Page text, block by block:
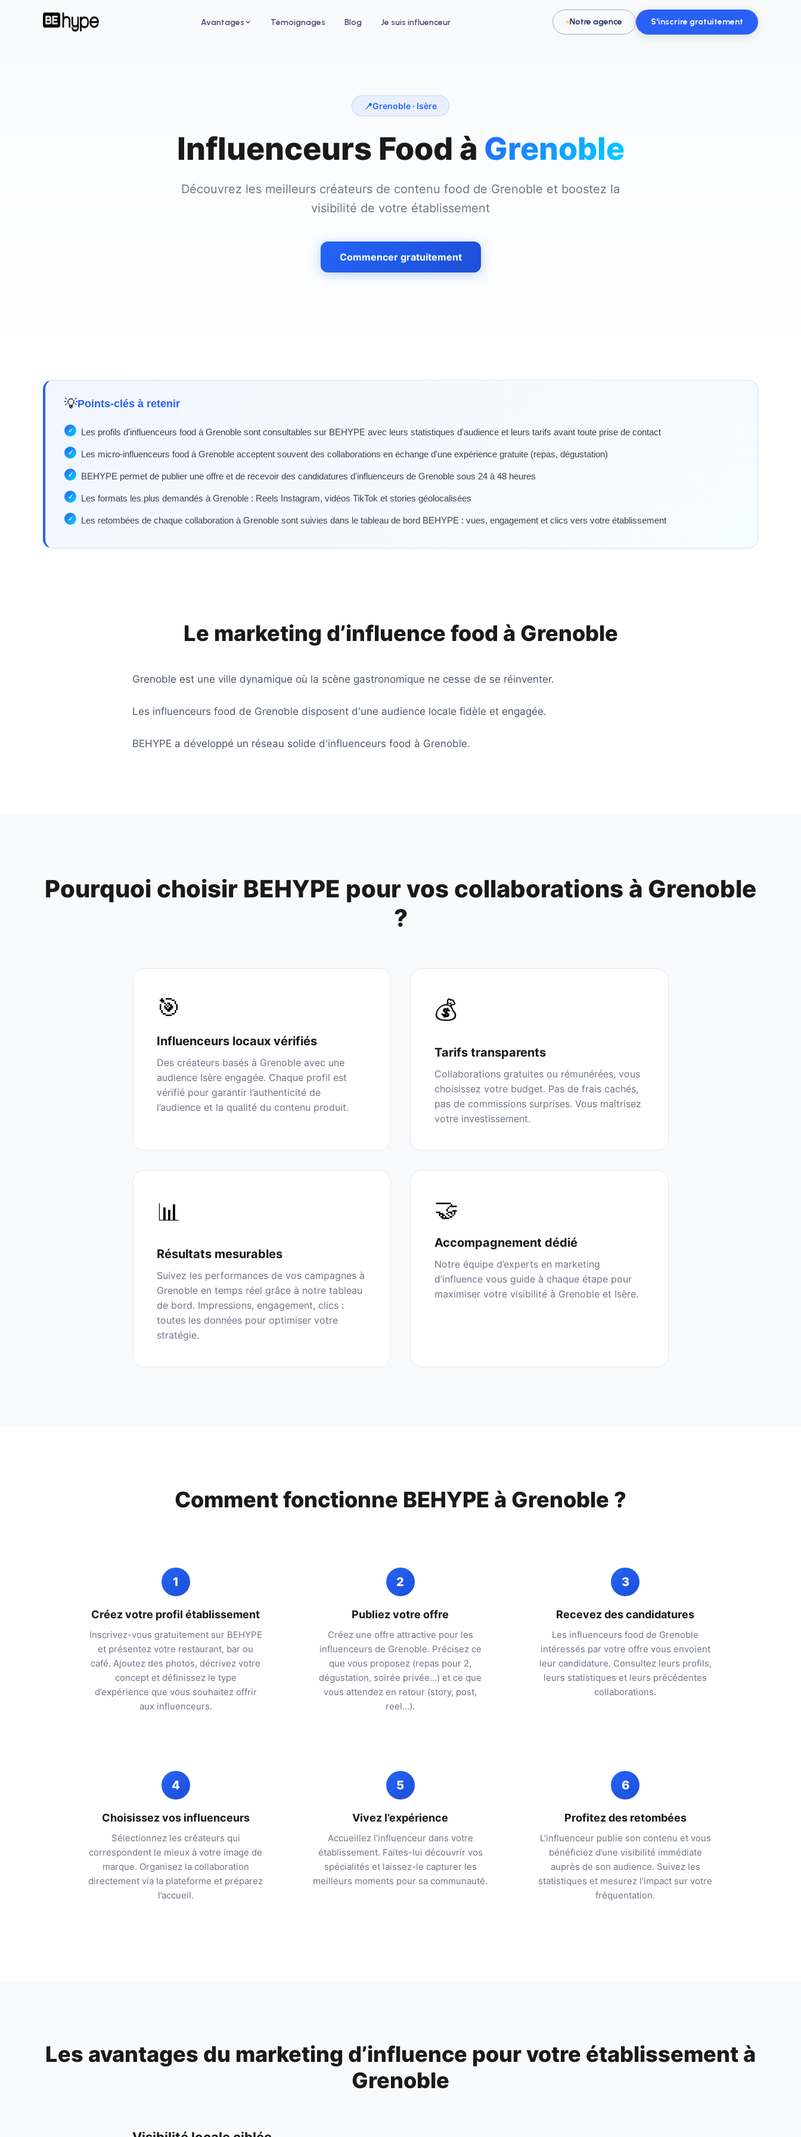
Avantages
Attirez de nouveaux clients grâce aux
Augmentez votre taux d'occupation avec
des influenceurs voyage et lifestyle
Pour le bien-être
Développez votre clientèle en institut, spa
ou salon de coiffure
Pour les activités & loisirs
Remplissez vos créneaux en parc de
loisirs, escape game ou activité
Témoignages Blog Je suis influenceur Notre agence S'inscrire gratuitement
📍Grenoble · Isère
Influenceurs Food à Grenoble
Découvrez les meilleurs créateurs de contenu food de Grenoble et boostez la
visibilité de votre établissement
Commencer gratuitement
💡Points-clés à retenir
Les profils d'influenceurs food à Grenoble sont consultables sur BEHYPE avec leurs statistiques d'audience et leurs tarifs avant toute prise de contact
Les micro-influenceurs food à Grenoble acceptent souvent des collaborations en échange d'une expérience gratuite (repas, dégustation)
BEHYPE permet de publier une offre et de recevoir des candidatures d'influenceurs de Grenoble sous 24 à 48 heures
Les formats les plus demandés à Grenoble : Reels Instagram, vidéos TikTok et stories géolocalisées
Les retombées de chaque collaboration à Grenoble sont suivies dans le tableau de bord BEHYPE : vues, engagement et clics vers votre établissement
Le marketing d’influence food à Grenoble
Grenoble est une ville dynamique où la scène gastronomique ne cesse de se réinventer.
Les influenceurs food de Grenoble disposent d'une audience locale fidèle et engagée.
BEHYPE a développé un réseau solide d'influenceurs food à Grenoble.
Pourquoi choisir BEHYPE pour vos collaborations à Grenoble
?
🎯
Influenceurs locaux vérifiés
Des créateurs basés à Grenoble avec une
audience Isère engagée. Chaque profil est
vérifié pour garantir l’authenticité de
l’audience et la qualité du contenu produit.
💰
Tarifs transparents
Collaborations gratuites ou rémunérées, vous
choisissez votre budget. Pas de frais cachés,
pas de commissions surprises. Vous maîtrisez
votre investissement.
📊
Résultats mesurables
Suivez les performances de vos campagnes à
Grenoble en temps réel grâce à notre tableau
de bord. Impressions, engagement, clics :
toutes les données pour optimiser votre
stratégie.
🤝
Accompagnement dédié
Notre équipe d’experts en marketing
d’influence vous guide à chaque étape pour
maximiser votre visibilité à Grenoble et Isère.
Comment fonctionne BEHYPE à Grenoble ?
1
Créez votre profil établissement
Inscrivez-vous gratuitement sur BEHYPE
et présentez votre restaurant, bar ou
café. Ajoutez des photos, décrivez votre
concept et définissez le type
d’expérience que vous souhaitez offrir
aux influenceurs.
2
Publiez votre offre
Créez une offre attractive pour les
influenceurs de Grenoble. Précisez ce
que vous proposez (repas pour 2,
dégustation, soirée privée...) et ce que
vous attendez en retour (story, post,
reel...).
3
Recevez des candidatures
Les influenceurs food de Grenoble
intéressés par votre offre vous envoient
leur candidature. Consultez leurs profils,
leurs statistiques et leurs précédentes
collaborations.
4
Choisissez vos influenceurs
Sélectionnez les créateurs qui
correspondent le mieux à votre image de
marque. Organisez la collaboration
directement via la plateforme et préparez
l’accueil.
5
Vivez l’expérience
Accueillez l’influenceur dans votre
établissement. Faites-lui découvrir vos
spécialités et laissez-le capturer les
meilleurs moments pour sa communauté.
6
Profitez des retombées
L’influenceur publie son contenu et vous
bénéficiez d’une visibilité immédiate
auprès de son audience. Suivez les
statistiques et mesurez l’impact sur votre
fréquentation.
Les avantages du marketing d’influence pour votre établissement à
Grenoble